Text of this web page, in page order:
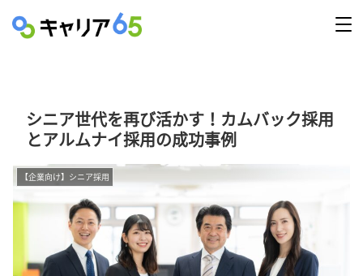
シニア世代を再び活かす！カムバック採用
とアルムナイ採用の成功事例
【企業向け】シニア採用